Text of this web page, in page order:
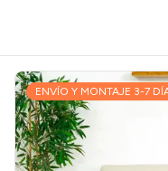
ENVÍO Y MONTAJE 3-7